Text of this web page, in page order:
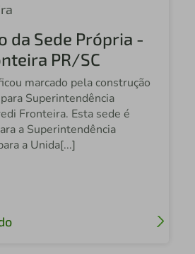
Celeiro Centro Oeste GO
Federal MS
Laranjeiras do Sul PR
Fronteira PR/SP
Planalto Central GO
Zona Sul RS
Verde GO
da Sede Própria -
PR/SC
marcado pela construção
Superintendência
Fronteira. Esta sede é
a Superintendência
a Unida[...]